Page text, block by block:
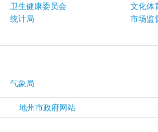
卫生健康委员会
文化体
统计局
市场监
气象局
地州市政府网站